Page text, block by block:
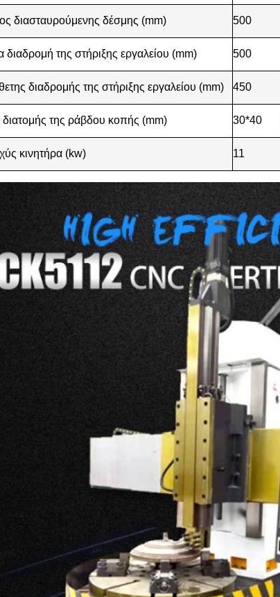
διασταυρούμενης δέσμης (mm) 500
διαδρομή της στήριξης εργαλείου (mm) 500
διαδρομής της στήριξης εργαλείου (mm) 450
διατομής της ράβδου κοπής (mm) 30*40
κινητήρα (kw) 11